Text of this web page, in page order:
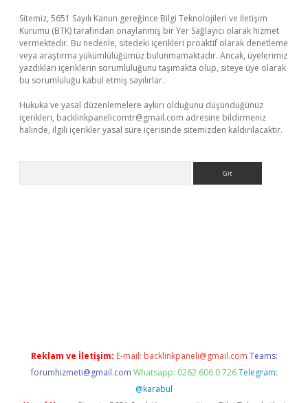
Sitemiz, 5651 Sayılı Kanun gereğince Bilgi Teknolojileri ve İletişim
Kurumu (BTK) tarafından onaylanmış bir Yer Sağlayıcı olarak hizmet
vermektedir. Bu nedenle, sitedeki içerikleri proaktif olarak denetleme
veya araştırma yükümlülüğümüz bulunmamaktadır. Ancak, üyelerimiz
yazdıkları içeriklerin sorumluluğunu taşımakta olup, siteye üye olarak
bu sorumluluğu kabul etmiş sayılırlar.
Hukuka ve yasal düzenlemelere aykırı olduğunu düşündüğünüz
içerikleri, backlinkpanelicomtr@gmail.com adresine bildirmeniz
halinde, ilgili içerikler yasal süre içerisinde sitemizden kaldırılacaktır.
Reklam ve İletişim: E-mail: backlinkpaneli@gmail.com Teams:
forumhizmeti@gmail.com Whatsapp: 0262 606 0 726 Telegram:
@karabul